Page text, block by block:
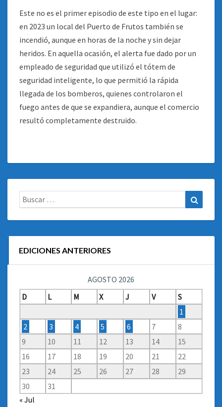
Este no es el primer episodio de este tipo en el lugar:
en 2023 un local del Puerto de Frutos también se
incendió, aunque en horas de la noche y sin dejar
heridos. En aquella ocasión, el alerta fue dado por un
empleado de seguridad que utilizó el tótem de
seguridad inteligente, lo que permitió la rápida
llegada de los bomberos, quienes controlaron el
fuego antes de que se expandiera, aunque el comercio
resultó completamente destruido.
Buscar:
EDICIONES ANTERIORES
AGOSTO 2026
D
L M X J V
S
1
2
3 4 5 6 7
8
9
10 11 12 13 14
15
16
17 18 19 20 21
22
23
24 25 26 27 28
29
30
31
« Jul